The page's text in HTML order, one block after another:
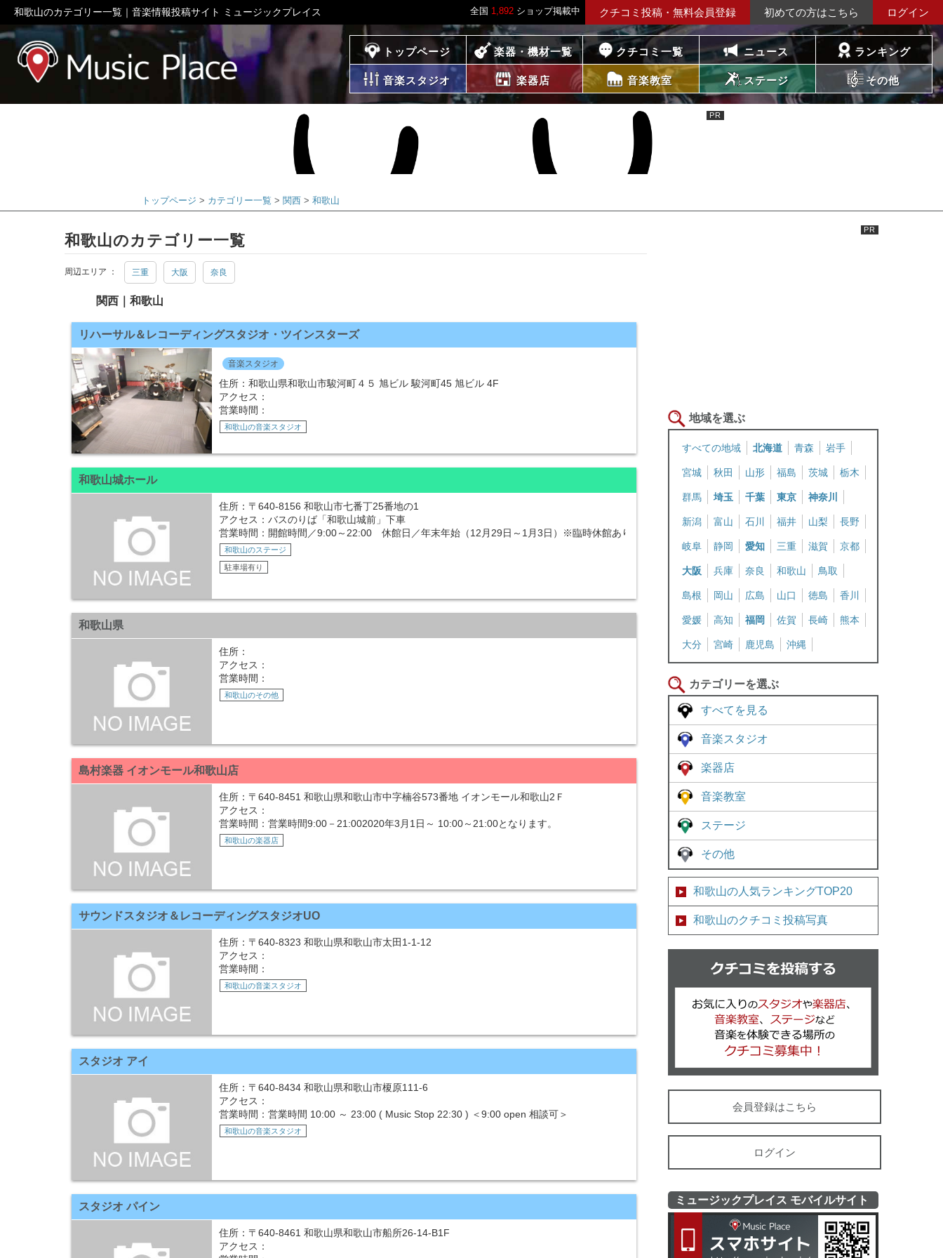
全国 1,892 ショップ掲載中 クチコミ投稿・無料会員登録 初めての方はこちら ログイン
和歌山のカテゴリー一覧｜音楽情報投稿サイト ミュージックプレイス
ミュージックプレイス トップページ 楽器・機材一覧 クチコミ一覧 ニュース ランキング
音楽スタジオ 楽器店 音楽教室 ステージ その他
トップページ カテゴリー一覧 関西 和歌山
和歌山のカテゴリー一覧
周辺エリア ： 三重 大阪 奈良
関西｜和歌山
リハーサル＆レコーディングスタジオ・ツインスターズ
音楽スタジオ
住所：和歌山県和歌山市駿河町４５ 旭ビル 駿河町45 旭ビル 4F
アクセス：
営業時間：
和歌山の音楽スタジオ
和歌山城ホール
住所：〒640-8156 和歌山市七番丁25番地の1
アクセス：バスのりば「和歌山城前」下車
営業時間：開館時間／9:00～22:00 休館日／年末年始（12月29日～1月3日）※臨時休館あり
和歌山のステージ
駐車場有り
和歌山県
住所：
アクセス：
営業時間：
和歌山のその他
島村楽器 イオンモール和歌山店
住所：〒640-8451 和歌山県和歌山市中字楠谷573番地 イオンモール和歌山2Ｆ
アクセス：
営業時間：営業時間9:00－21:002020年3月1日～ 10:00～21:00となります。
和歌山の楽器店
サウンドスタジオ＆レコーディングスタジオUO
住所：〒640-8323 和歌山県和歌山市太田1-1-12
アクセス：
営業時間：
和歌山の音楽スタジオ
スタジオ アイ
住所：〒640-8434 和歌山県和歌山市榎原111-6
アクセス：
営業時間：営業時間 10:00 ～ 23:00 ( Music Stop 22:30 ) ＜9:00 open 相談可＞
和歌山の音楽スタジオ
スタジオ パイン
住所：〒640-8461 和歌山県和歌山市船所26-14-B1F
アクセス：
地域を選ぶ
すべての地域 北海道 青森 岩手
宮城 秋田 山形 福島 茨城 栃木
群馬 埼玉 千葉 東京 神奈川
新潟 富山 石川 福井 山梨 長野
岐阜 静岡 愛知 三重 滋賀 京都
大阪 兵庫 奈良 和歌山 鳥取
島根 岡山 広島 山口 徳島 香川
愛媛 高知 福岡 佐賀 長崎 熊本
大分 宮崎 鹿児島 沖縄
カテゴリーを選ぶ
すべてを見る
音楽スタジオ
楽器店
音楽教室
ステージ
その他
和歌山の人気ランキングTOP20
和歌山のクチコミ投稿写真
会員登録はこちら
ログイン
ミュージックプレイス モバイルサイト